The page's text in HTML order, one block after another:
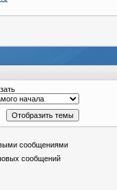
сообщениями
сообщений